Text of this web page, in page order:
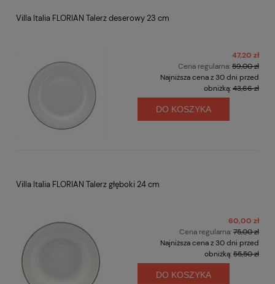
Villa Italia FLORIAN Talerz deserowy 23 cm
47,20 zł
Cena regularna:59,00 zł
Najniższa cena z 30 dni przed
obniżką:43,66 zł
DO KOSZYKA
Villa Italia FLORIAN Talerz głęboki 24 cm
60,00 zł
Cena regularna:75,00 zł
Najniższa cena z 30 dni przed
obniżką:55,50 zł
DO KOSZYKA